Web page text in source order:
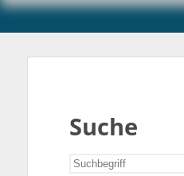
Suche